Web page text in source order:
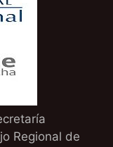
Regional de